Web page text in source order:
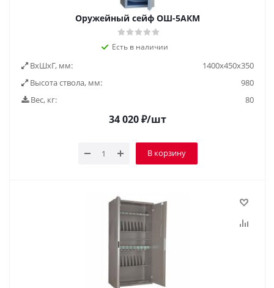
Оружейный сейф ОШ-5АКМ
Есть в наличии
ВxШxГ, мм:
1400х450х350
Высота ствола, мм:
980
Вес, кг:
80
34 020₽/шт
В корзину